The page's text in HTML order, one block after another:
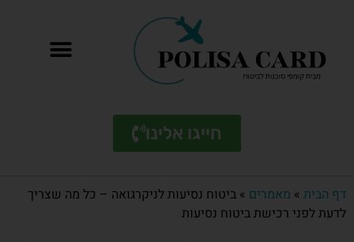
חייגו אלינו
דף הבית » מאמרים » ביטוח נסיעות לניקרגואה – כל מה שצריך
לדעת לפני רכישת ביטוח נסיעות